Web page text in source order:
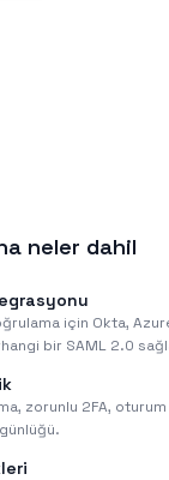
neler dahil
için Okta,
bir SAML 2.0
zorunlu 2FA,